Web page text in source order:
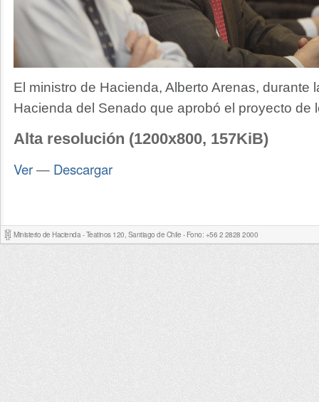
El ministro de Hacienda, Alberto Arenas, durante
Hacienda del Senado que aprobó el proyecto de
Alta resolución (1200x800, 157KiB)
Ver— Descargar
Ministerio de Hacienda - Teatinos 120, Santiago de Chile - Fono: +56 2 2828 2000